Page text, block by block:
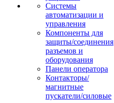
Системы
автоматизации и
управления
Компоненты для
защиты/соединения
разъемов и
оборудования
Панели оператора
Контакторы/
магнитные
пускатели/силовые